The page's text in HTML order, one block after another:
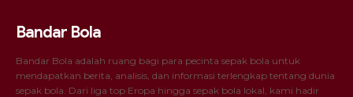
Bandar Bola
Bandar Bola adalah ruang bagi para pecinta sepak bola untuk
mendapatkan berita, analisis, dan informasi terlengkap tentang dunia
sepak bola. Dari liga top Eropa hingga sepak bola lokal, kami hadir